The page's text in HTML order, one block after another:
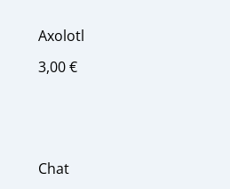
Axolotl
3,00 €
Chat